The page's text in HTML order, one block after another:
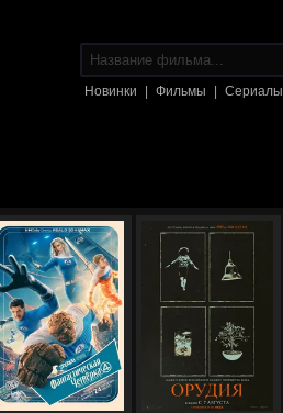
Новинки Фильмы Сериалы